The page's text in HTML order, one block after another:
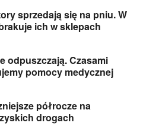
sprzedają się na pniu. W
ich w sklepach
odpuszczają. Czasami
pomocy medycznej
półrocze na
drogach